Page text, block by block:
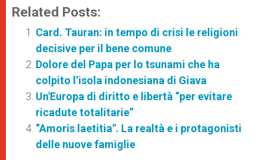
Related Posts:
Card. Tauran: in tempo di crisi le religioni
decisive per il bene comune
Dolore del Papa per lo tsunami che ha
colpito l’isola indonesiana di Giava
Un'Europa di diritto e libertà “per evitare
ricadute totalitarie”
“Amoris laetitia". La realtà e i protagonisti
delle nuove famiglie